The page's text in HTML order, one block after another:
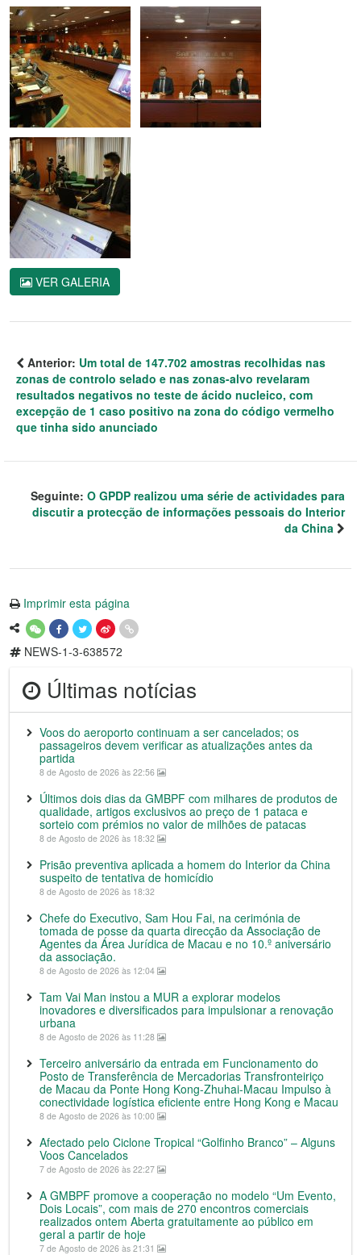
VER GALERIA
Anterior: Um total de 147.702 amostras recolhidas nas
zonas de controlo selado e nas zonas-alvo revelaram
resultados negativos no teste de ácido nucleico, com
excepção de 1 caso positivo na zona do código vermelho
que tinha sido anunciado
Seguinte: O GPDP realizou uma série de actividades para
discutir a protecção de informações pessoais do Interior
da China
Imprimir esta página
NEWS-1-3-638572
Últimas notícias
Voos do aeroporto continuam a ser cancelados; os
passageiros devem verificar as atualizações antes da
partida
8 de Agosto de 2026 às 22:56
Últimos dois dias da GMBPF com milhares de produtos de
qualidade, artigos exclusivos ao preço de 1 pataca e
sorteio com prémios no valor de milhões de patacas
8 de Agosto de 2026 às 18:32
Prisão preventiva aplicada a homem do Interior da China
suspeito de tentativa de homicídio
8 de Agosto de 2026 às 18:32
Chefe do Executivo, Sam Hou Fai, na cerimónia de
tomada de posse da quarta direcção da Associação de
Agentes da Área Jurídica de Macau e no 10.º aniversário
da associação.
8 de Agosto de 2026 às 12:04
Tam Vai Man instou a MUR a explorar modelos
inovadores e diversificados para impulsionar a renovação
urbana
8 de Agosto de 2026 às 11:28
Terceiro aniversário da entrada em Funcionamento do
Posto de Transferência de Mercadorias Transfronteiriço
de Macau da Ponte Hong Kong-Zhuhai-Macau Impulso à
conectividade logística eficiente entre Hong Kong e Macau
8 de Agosto de 2026 às 10:00
Afectado pelo Ciclone Tropical “Golfinho Branco” – Alguns
Voos Cancelados
7 de Agosto de 2026 às 22:27
A GMBPF promove a cooperação no modelo “Um Evento,
Dois Locais”, com mais de 270 encontros comerciais
realizados ontem Aberta gratuitamente ao público em
geral a partir de hoje
7 de Agosto de 2026 às 21:31